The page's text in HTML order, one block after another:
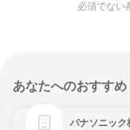
必須でない
あなたへのおすすめ
パナソニック